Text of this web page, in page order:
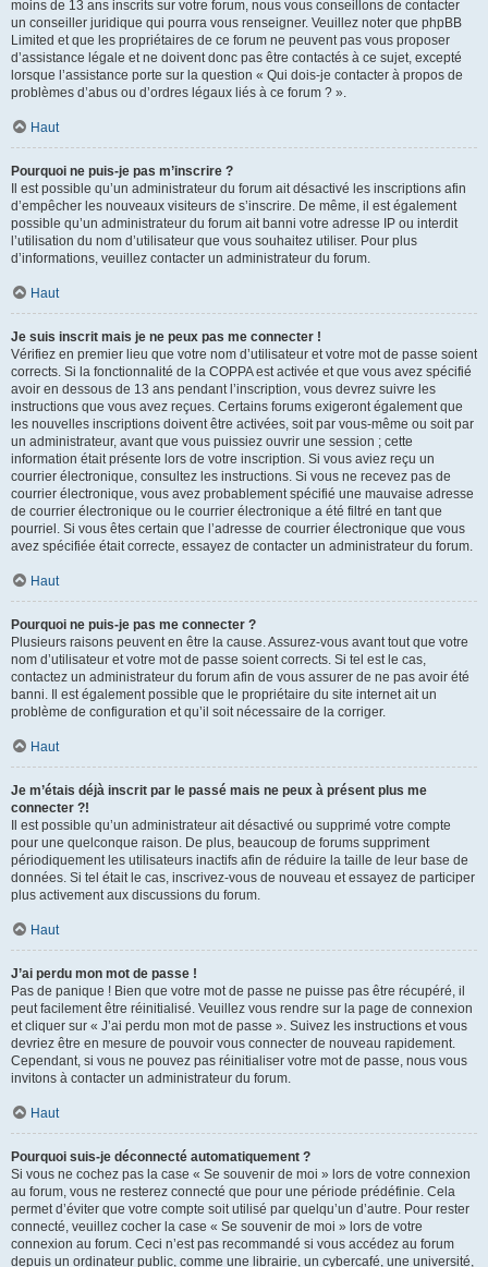
moins de 13 ans inscrits sur votre forum, nous vous conseillons de contacter
un conseiller juridique qui pourra vous renseigner. Veuillez noter que phpBB
Limited et que les propriétaires de ce forum ne peuvent pas vous proposer
d’assistance légale et ne doivent donc pas être contactés à ce sujet, excepté
lorsque l’assistance porte sur la question « Qui dois-je contacter à propos de
problèmes d’abus ou d’ordres légaux liés à ce forum ? ».
Haut
Pourquoi ne puis-je pas m’inscrire ?
Il est possible qu’un administrateur du forum ait désactivé les inscriptions afin
d’empêcher les nouveaux visiteurs de s’inscrire. De même, il est également
possible qu’un administrateur du forum ait banni votre adresse IP ou interdit
l’utilisation du nom d’utilisateur que vous souhaitez utiliser. Pour plus
d’informations, veuillez contacter un administrateur du forum.
Haut
Je suis inscrit mais je ne peux pas me connecter !
Vérifiez en premier lieu que votre nom d’utilisateur et votre mot de passe soient
corrects. Si la fonctionnalité de la COPPA est activée et que vous avez spécifié
avoir en dessous de 13 ans pendant l’inscription, vous devrez suivre les
instructions que vous avez reçues. Certains forums exigeront également que
les nouvelles inscriptions doivent être activées, soit par vous-même ou soit par
un administrateur, avant que vous puissiez ouvrir une session ; cette
information était présente lors de votre inscription. Si vous aviez reçu un
courrier électronique, consultez les instructions. Si vous ne recevez pas de
courrier électronique, vous avez probablement spécifié une mauvaise adresse
de courrier électronique ou le courrier électronique a été filtré en tant que
pourriel. Si vous êtes certain que l’adresse de courrier électronique que vous
avez spécifiée était correcte, essayez de contacter un administrateur du forum.
Haut
Pourquoi ne puis-je pas me connecter ?
Plusieurs raisons peuvent en être la cause. Assurez-vous avant tout que votre
nom d’utilisateur et votre mot de passe soient corrects. Si tel est le cas,
contactez un administrateur du forum afin de vous assurer de ne pas avoir été
banni. Il est également possible que le propriétaire du site internet ait un
problème de configuration et qu’il soit nécessaire de la corriger.
Haut
Je m’étais déjà inscrit par le passé mais ne peux à présent plus me
connecter ?!
Il est possible qu’un administrateur ait désactivé ou supprimé votre compte
pour une quelconque raison. De plus, beaucoup de forums suppriment
périodiquement les utilisateurs inactifs afin de réduire la taille de leur base de
données. Si tel était le cas, inscrivez-vous de nouveau et essayez de participer
plus activement aux discussions du forum.
Haut
J’ai perdu mon mot de passe !
Pas de panique ! Bien que votre mot de passe ne puisse pas être récupéré, il
peut facilement être réinitialisé. Veuillez vous rendre sur la page de connexion
et cliquer sur « J’ai perdu mon mot de passe ». Suivez les instructions et vous
devriez être en mesure de pouvoir vous connecter de nouveau rapidement.
Cependant, si vous ne pouvez pas réinitialiser votre mot de passe, nous vous
invitons à contacter un administrateur du forum.
Haut
Pourquoi suis-je déconnecté automatiquement ?
Si vous ne cochez pas la case « Se souvenir de moi » lors de votre connexion
au forum, vous ne resterez connecté que pour une période prédéfinie. Cela
permet d’éviter que votre compte soit utilisé par quelqu’un d’autre. Pour rester
connecté, veuillez cocher la case « Se souvenir de moi » lors de votre
connexion au forum. Ceci n’est pas recommandé si vous accédez au forum
depuis un ordinateur public, comme une librairie, un cybercafé, une université,